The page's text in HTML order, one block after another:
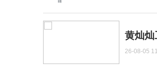
黄灿灿
26-08-05